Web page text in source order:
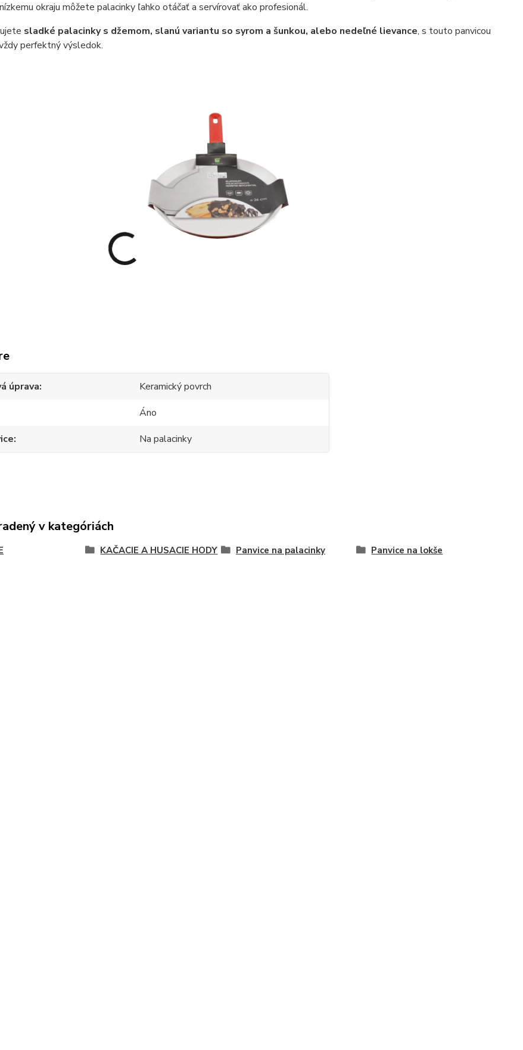
okraju môžete palacinky ľahko otáčať a servírovať ako profesionál.
sladké palacinky s džemom, slanú variantu so syrom a šunkou, alebo nedeľné lievance, s touto panvicou
perfektný výsledok.
úprava
Keramický povrch
Áno
Na palacinky
v kategóriách
KAČACIE A HUSACIE HODY Panvice na palacinky Panvice na lokše